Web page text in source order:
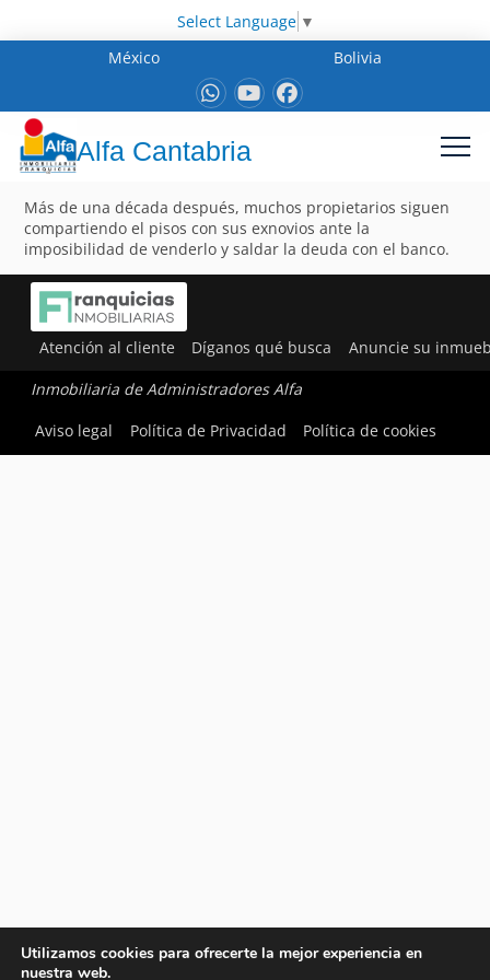
Select Language ▼
México
Bolivia
Alfa Cantabria
Más de una década después, muchos propietarios siguen
compartiendo el pisos con sus exnovios ante la
imposibilidad de venderlo y saldar la deuda con el banco.
Atención al cliente Díganos qué busca Anuncie su
Inmobiliaria de Administradores Alfa
Aviso legal
Política de Privacidad Política de cookies
Utilizamos cookies para ofrecerte la mejor experiencia en
nuestra web.